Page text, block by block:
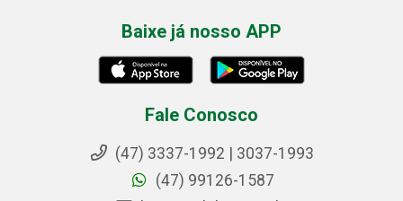
Baixe já nosso APP
Fale Conosco
(47) 3337-1992 | 3037-1993
(47) 99126-1587